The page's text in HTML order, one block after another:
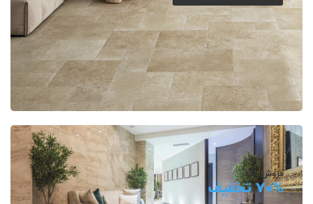
فروش مگا
70% تخفیف